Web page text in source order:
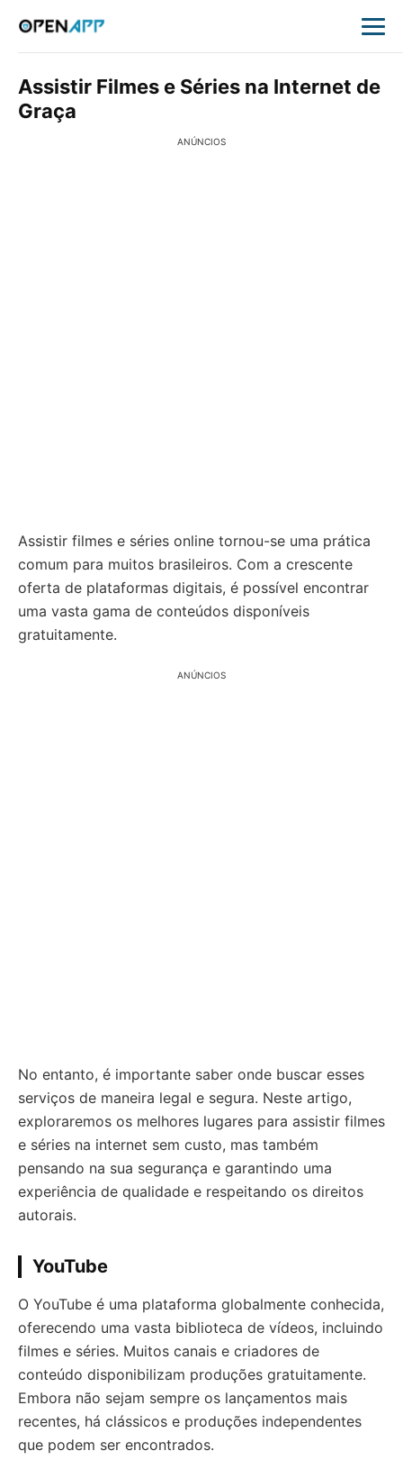
Assistir Filmes e Séries na Internet de
Graça
ANÚNCIOS
Assistir filmes e séries online tornou-se uma prática
comum para muitos brasileiros. Com a crescente
oferta de plataformas digitais, é possível encontrar
uma vasta gama de conteúdos disponíveis
gratuitamente.
ANÚNCIOS
No entanto, é importante saber onde buscar esses
serviços de maneira legal e segura. Neste artigo,
exploraremos os melhores lugares para assistir filmes
e séries na internet sem custo, mas também
pensando na sua segurança e garantindo uma
experiência de qualidade e respeitando os direitos
autorais.
YouTube
O YouTube é uma plataforma globalmente conhecida,
oferecendo uma vasta biblioteca de vídeos, incluindo
filmes e séries. Muitos canais e criadores de
conteúdo disponibilizam produções gratuitamente.
Embora não sejam sempre os lançamentos mais
recentes, há clássicos e produções independentes
que podem ser encontrados.